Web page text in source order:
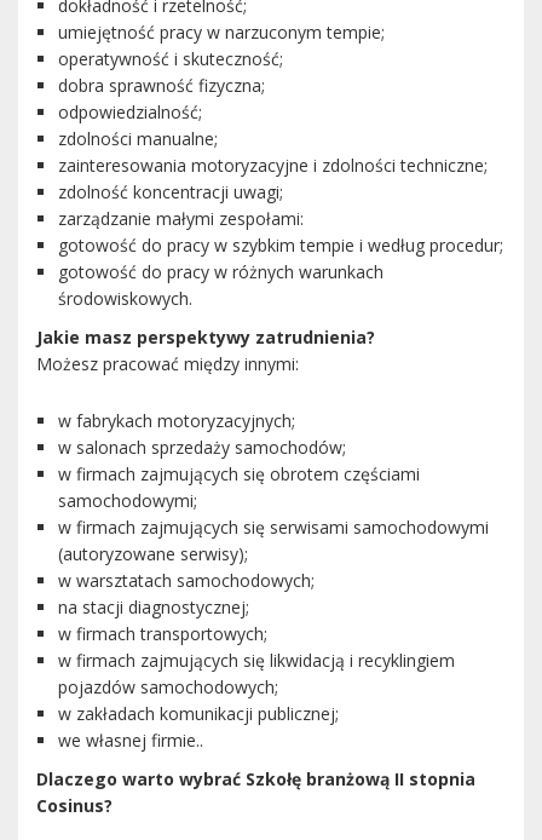
dokładność i rzetelność;
umiejętność pracy w narzuconym tempie;
operatywność i skuteczność;
dobra sprawność fizyczna;
odpowiedzialność;
zdolności manualne;
zainteresowania motoryzacyjne i zdolności techniczne;
zdolność koncentracji uwagi;
zarządzanie małymi zespołami:
gotowość do pracy w szybkim tempie i według procedur;
gotowość do pracy w różnych warunkach
środowiskowych.
Jakie masz perspektywy zatrudnienia?
Możesz pracować między innymi:
w fabrykach motoryzacyjnych;
w salonach sprzedaży samochodów;
w firmach zajmujących się obrotem częściami
samochodowymi;
w firmach zajmujących się serwisami samochodowymi
(autoryzowane serwisy);
w warsztatach samochodowych;
na stacji diagnostycznej;
w firmach transportowych;
w firmach zajmujących się likwidacją i recyklingiem
pojazdów samochodowych;
w zakładach komunikacji publicznej;
we własnej firmie..
Dlaczego warto wybrać Szkołę branżową II stopnia
Cosinus?